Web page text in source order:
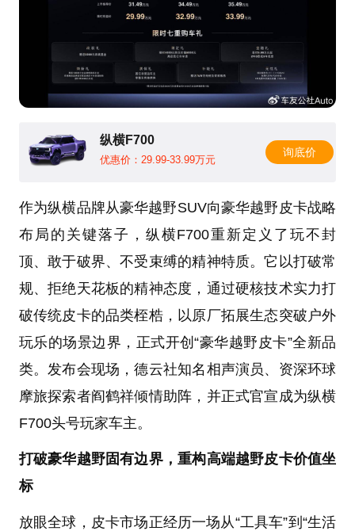
纵横F700
优惠价：29.99-33.99万元
询底价
作为纵横品牌从豪华越野SUV向豪华越野皮卡战略
布局的关键落子，纵横F700重新定义了玩不封
顶、敢于破界、不受束缚的精神特质。它以打破常
规、拒绝天花板的精神态度，通过硬核技术实力打
破传统皮卡的品类桎梏，以原厂拓展生态突破户外
玩乐的场景边界，正式开创“豪华越野皮卡”全新品
类。发布会现场，德云社知名相声演员、资深环球
摩旅探索者阎鹤祥倾情助阵，并正式官宣成为纵横
F700头号玩家车主。
打破豪华越野固有边界，重构高端越野皮卡价值坐
标
放眼全球，皮卡市场正经历一场从“工具车”到“生活